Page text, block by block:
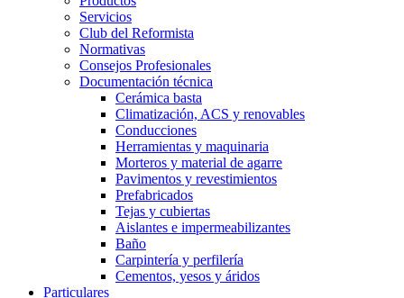
Servicios
Club del Reformista
Normativas
Consejos Profesionales
Documentación técnica
Cerámica basta
Climatización, ACS y renovables
Conducciones
Herramientas y maquinaria
Morteros y material de agarre
Pavimentos y revestimientos
Prefabricados
Tejas y cubiertas
Aislantes e impermeabilizantes
Baño
Carpintería y perfilería
Cementos, yesos y áridos
Particulares